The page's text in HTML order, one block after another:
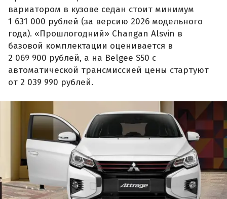
вариатором в кузове седан стоит минимум
1 631 000 рублей (за версию 2026 модельного
года). «Прошлогодний» Changan Alsvin в
базовой комплектации оценивается в
2 069 900 рублей, а на Belgee S50 с
автоматической трансмиссией цены стартуют
от 2 039 990 рублей.